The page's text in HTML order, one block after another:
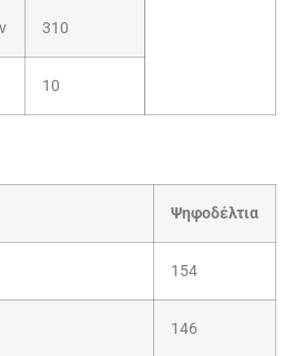
310
10
Ψηφοδέλτια
154
146